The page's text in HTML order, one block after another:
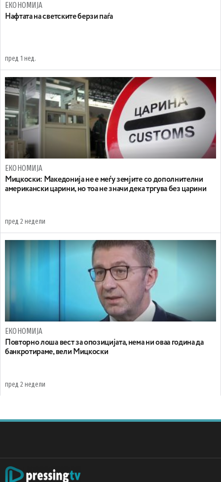
ЕКОНОМИЈА
Нафтата на светските берзи паѓа
пред 1 нед.
ЕКОНОМИЈА
Мицкоски: Македонија не е меѓу земјите со дополнителни
американски царини, но тоа не значи дека тргува без царини
пред 2 недели
ЕКОНОМИЈА
Повторно лоша вест за опозицијата, нема ни оваа година да
банкротираме, вели Мицкоски
пред 2 недели